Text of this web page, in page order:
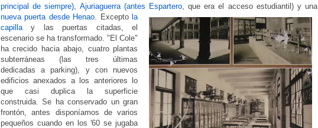
principal de siempre)
Ajuriaguerra (antes Espartero, que era el acceso estudiantil) y una
nueva puerta desde Henao
Excepto la
capilla y las puertas citadas, el
escenario se ha transformado. "El Cole"
ha crecido hacia abajo, cuatro plantas
subterráneas (las tres últimas
dedicadas a parking), y con nuevos
edificios anexados a los anteriores lo
que casi duplica la superficie
construida. Se ha conservado un gran
frontón, antes disponíamos de varios
pequeños cuando en los '60 se jugaba